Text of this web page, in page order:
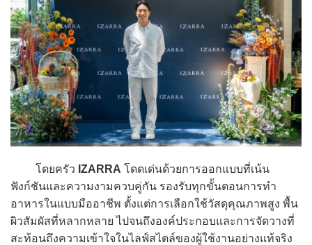
โดยครัว IZARRA โดดเด่นด้วยการออกแบบที่เน้น
ฟังก์ชันและความงามควบคู่กัน รองรับทุกขั้นตอนการทำ
อาหารในแบบมืออาชีพ ตั้งแต่การเลือกใช้วัสดุคุณภาพสูง พื้น
ผิวสัมผัสที่หลากหลาย ไปจนถึงองค์ประกอบและการจัดวางที่
สะท้อนถึงความเข้าใจในไลฟ์สไตล์ของผู้ใช้งานอย่างแท้จริง